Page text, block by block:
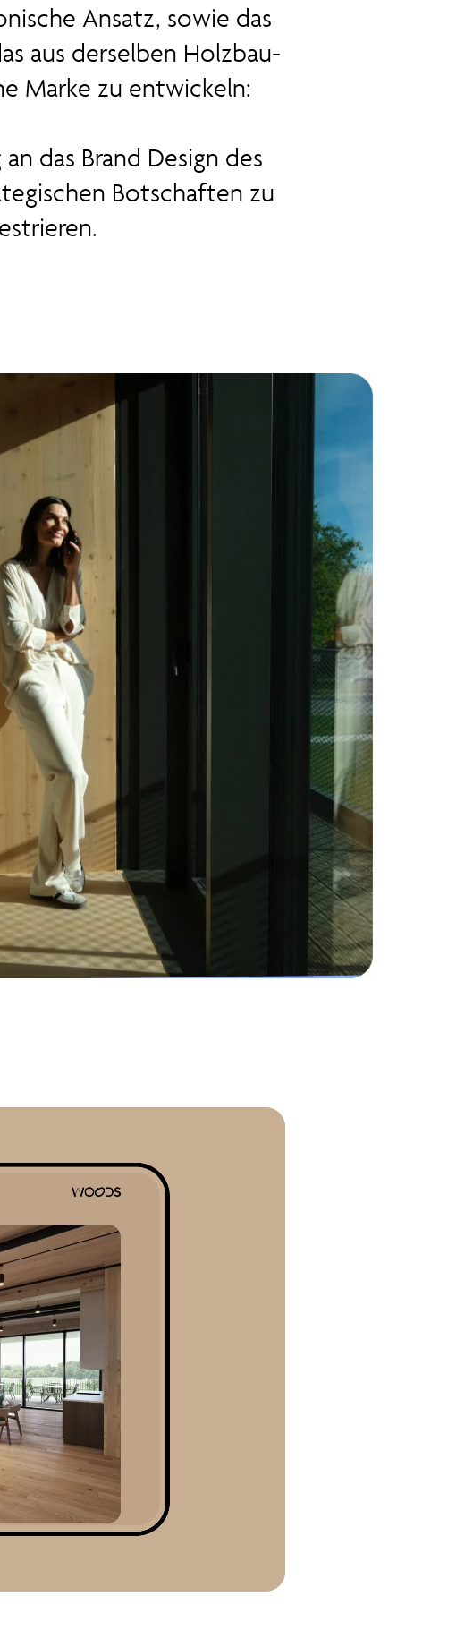
Ansatz, sowie das
aus derselben Holzbau-
Marke zu entwickeln:
das Brand Design des
Botschaften zu